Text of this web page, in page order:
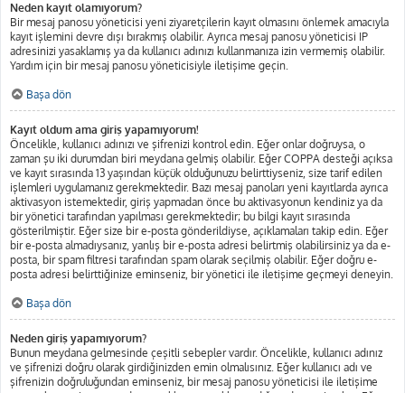
Neden kayıt olamıyorum?
Bir mesaj panosu yöneticisi yeni ziyaretçilerin kayıt olmasını önlemek amacıyla
kayıt işlemini devre dışı bırakmış olabilir. Ayrıca mesaj panosu yöneticisi IP
adresinizi yasaklamış ya da kullanıcı adınızı kullanmanıza izin vermemiş olabilir.
Yardım için bir mesaj panosu yöneticisiyle iletişime geçin.
Başa dön
Kayıt oldum ama giriş yapamıyorum!
Öncelikle, kullanıcı adınızı ve şifrenizi kontrol edin. Eğer onlar doğruysa, o
zaman şu iki durumdan biri meydana gelmiş olabilir. Eğer COPPA desteği açıksa
ve kayıt sırasında 13 yaşından küçük olduğunuzu belirttiyseniz, size tarif edilen
işlemleri uygulamanız gerekmektedir. Bazı mesaj panoları yeni kayıtlarda ayrıca
aktivasyon istemektedir, giriş yapmadan önce bu aktivasyonun kendiniz ya da
bir yönetici tarafından yapılması gerekmektedir; bu bilgi kayıt sırasında
gösterilmiştir. Eğer size bir e-posta gönderildiyse, açıklamaları takip edin. Eğer
bir e-posta almadıysanız, yanlış bir e-posta adresi belirtmiş olabilirsiniz ya da e-
posta, bir spam filtresi tarafından spam olarak seçilmiş olabilir. Eğer doğru e-
posta adresi belirttiğinize eminseniz, bir yönetici ile iletişime geçmeyi deneyin.
Başa dön
Neden giriş yapamıyorum?
Bunun meydana gelmesinde çeşitli sebepler vardır. Öncelikle, kullanıcı adınız
ve şifrenizi doğru olarak girdiğinizden emin olmalısınız. Eğer kullanıcı adı ve
şifrenizin doğruluğundan eminseniz, bir mesaj panosu yöneticisi ile iletişime